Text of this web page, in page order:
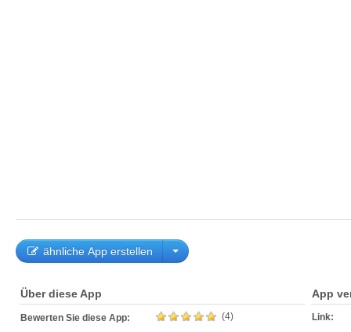
ähnliche App erstellen
Über diese App
Bewerten Sie diese App: (4)
App
Link: